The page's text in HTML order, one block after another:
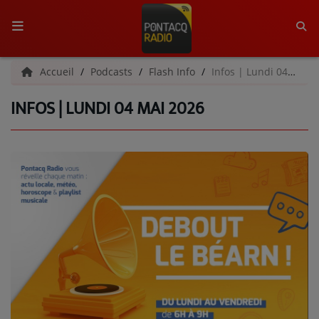
ACCUEIL
RADIO
L'ÉQUIPE
GRILLE DES PROGRAMMES
C'ÉTAIT QUOI CE TITRE ?
MÉDIAS
PODCASTS - SAISON 2026/2027
Accueil Podcasts Flash Info Infos | Lundi 04 mai 2026
INFOS | LUNDI 04 MAI 2026